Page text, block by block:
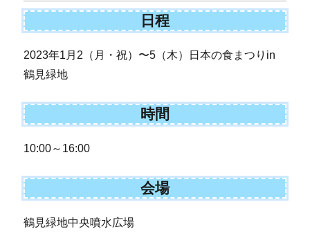
日程
2023年1月2（月・祝）〜5（木）日本の食まつりin
鶴見緑地
時間
10:00～16:00
会場
鶴見緑地中央噴水広場